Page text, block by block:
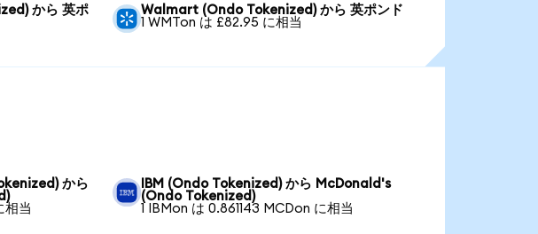
から 英ポ
Walmart (Ondo Tokenized) から 英ポンド
1 WMTon は £82.95 に相当
から
相当
IBM (Ondo Tokenized) から McDonald's
(Ondo Tokenized)
1 IBMon は 0.861143 MCDon に相当